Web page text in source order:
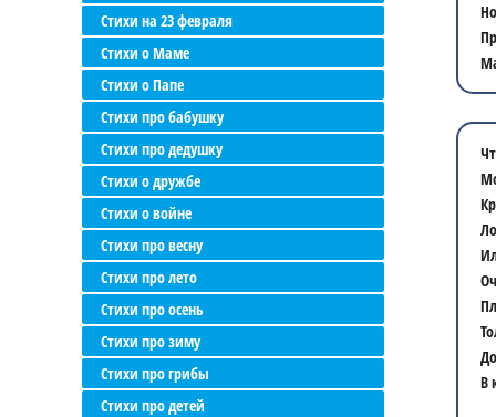
Стихи на 23 февраля
Стихи о Маме
Стихи о Папе
Стихи про бабушку
Стихи про дедушку
Стихи о дружбе
Стихи о войне
Стихи про весну
Стихи про лето
Стихи про осень
Стихи про зиму
Стихи про грибы
Стихи про детей
В